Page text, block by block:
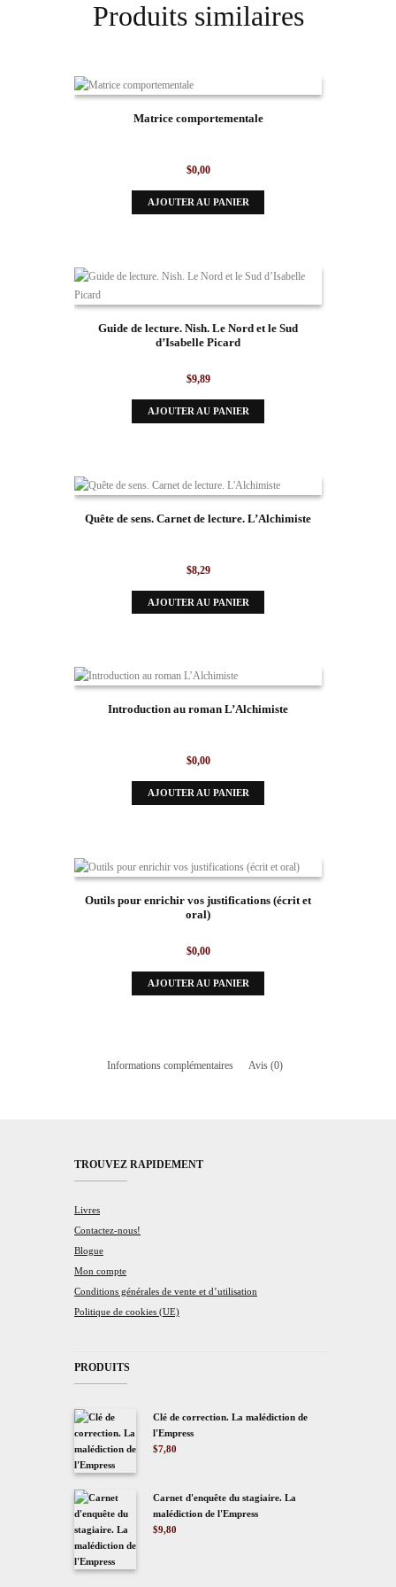
Produits similaires
Matrice comportementale
$0,00
AJOUTER AU PANIER
Guide de lecture. Nish. Le Nord et le Sud
d’Isabelle Picard
$9,89
AJOUTER AU PANIER
Quête de sens. Carnet de lecture. L’Alchimiste
$8,29
AJOUTER AU PANIER
Introduction au roman L’Alchimiste
$0,00
AJOUTER AU PANIER
Outils pour enrichir vos justifications (écrit et
oral)
$0,00
AJOUTER AU PANIER
Informations complémentaires Avis (0)
TROUVEZ RAPIDEMENT
Livres
Contactez-nous!
Blogue
Mon compte
Conditions générales de vente et d’utilisation
Politique de cookies (UE)
PRODUITS
Clé de correction. La malédiction de
l'Empress
$7,80
Carnet d'enquête du stagiaire. La
malédiction de l'Empress
$9,80